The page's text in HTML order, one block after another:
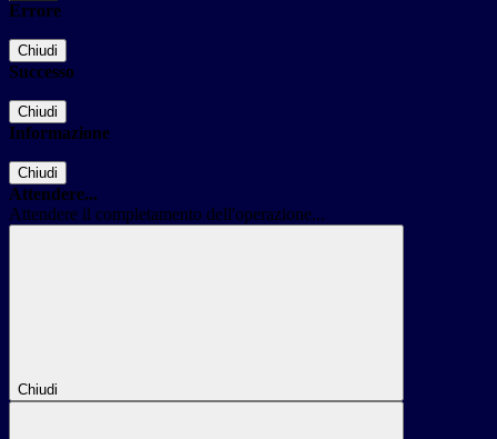
Errore
Chiudi
Successo
Chiudi
Informazione
Chiudi
Attendere...
Attendere il completamento dell'operazione...
Chiudi